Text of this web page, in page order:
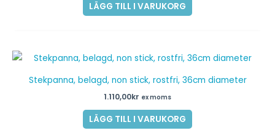
LÄGG TILL I VARUKORG
Stekpanna, belagd, non stick, rostfri, 36cm diameter
1.110,00kr ex moms
LÄGG TILL I VARUKORG